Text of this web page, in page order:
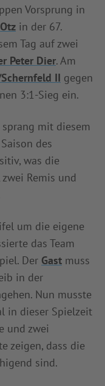
Vorsprung in
Otz in der 67.
Tag auf zwei
Peter Dier. Am
II gegen
3:1-Sieg ein.
sprang mit diesem
des
was die
Remis und
um die eigene
das Team
Der Gast muss
in der
Nun musste
in dieser Spielzeit
und zwei
zeigen, dass die
sind.